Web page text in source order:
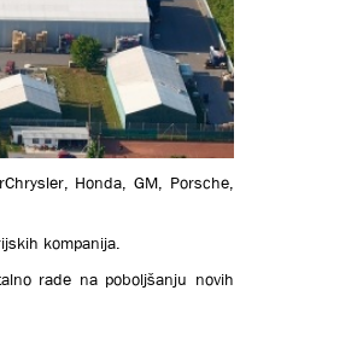
Honda, GM, Porsche,
kompanija.
rade na poboljšanju novih